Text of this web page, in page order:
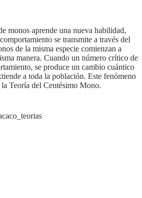
se transmite a través del
de la misma especie comienzan a
manera. Cuando un número crítico de
se produce un cambio cuántico
a toda la población. Este fenómeno
Teoría del Centésimo Mono.